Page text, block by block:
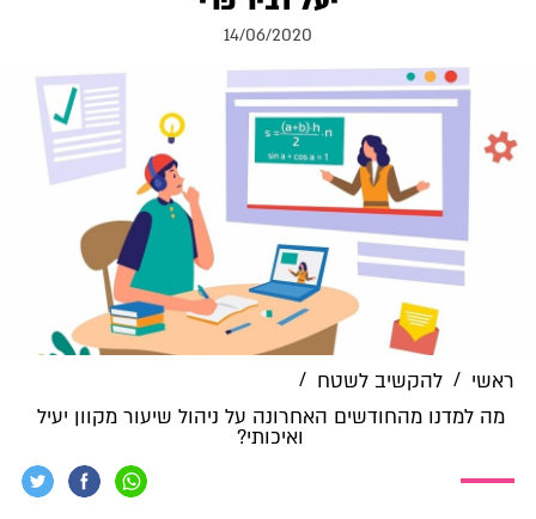
14/06/2020
ראשי / להקשיב לשטח /
מה למדנו מהחודשים האחרונה על ניהול שיעור מקוון יעיל
ואיכותי?